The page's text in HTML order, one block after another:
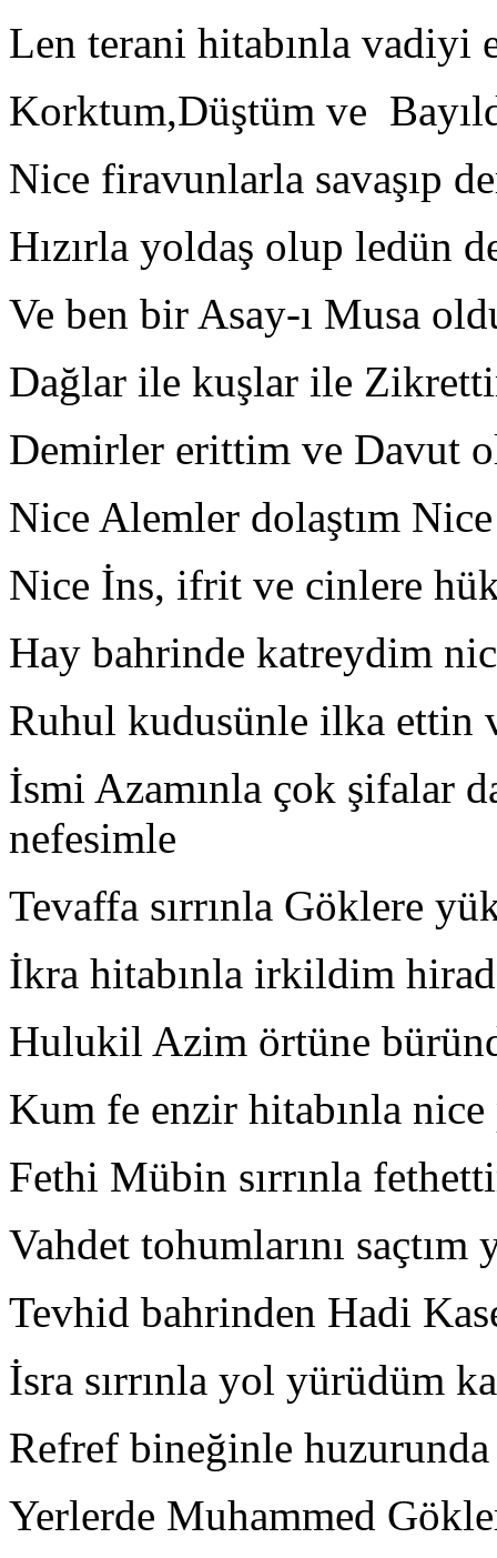
Len terani hitabınla vadiyi
Korktum,Düştüm ve
Nice firavunlarla savaşıp
Hızırla yoldaş olup ledün
Ve ben bir Asay-ı Musa
Dağlar ile kuşlar ile
Demirler erittim ve Davut
Nice Alemler dolaştım
Nice İns, ifrit ve cinlere
Hay bahrinde katreydim
Ruhul kudusünle ilka ettin
İsmi Azamınla çok şifalar
nefesimle
Tevaffa sırrınla Göklere
İkra hitabınla irkildim
Hulukil Azim örtüne
Kum fe enzir hitabınla
Fethi Mübin sırrınla
Vahdet tohumlarını saçtım
Tevhid bahrinden Hadi
İsra sırrınla yol yürüdüm
Refref bineğinle
Yerlerde Muhammed